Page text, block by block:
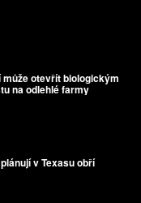
může otevřít biologickým
na odlehlé farmy
v Texasu obří